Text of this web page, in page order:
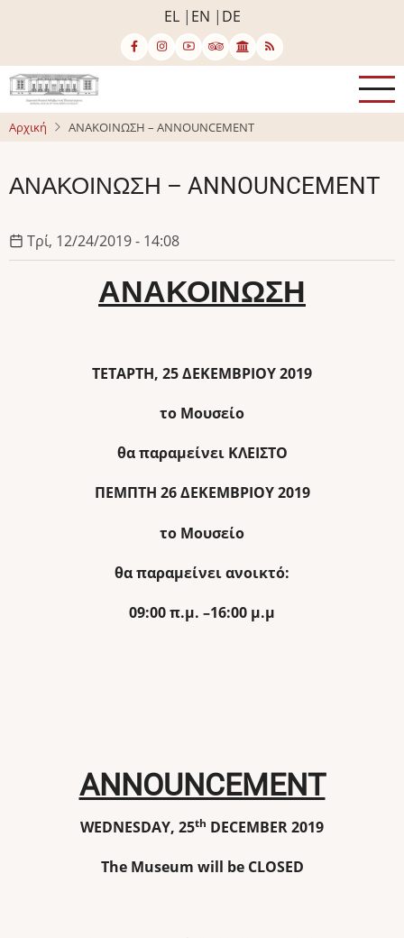
κυρίως
περιεχόμενο
EL EN DE
Αρχική ΑΝΑΚΟΙΝΩΣΗ – ANNOUNCEMENT
ΑΝΑΚΟΙΝΩΣΗ – ANNOUNCEMENT
Τρί, 12/24/2019 - 14:08
ΑΝΑΚΟΙΝΩΣΗ
ΤΕΤΑΡΤΗ, 25 ΔΕΚΕΜΒΡΙΟΥ 2019
το Μουσείο
θα παραμείνει ΚΛΕΙΣΤΟ
ΠΕΜΠΤΗ 26 ΔΕΚΕΜΒΡΙΟΥ 2019
το Μουσείο
θα παραμείνει ανοικτό:
09:00 π.μ. –16:00 μ.μ
ANNOUNCEMENT
WEDNESDAY, 25th DECEMBER 2019
The Museum will be CLOSED